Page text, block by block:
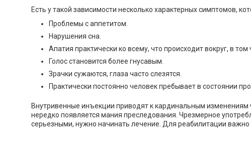
Есть у такой зависимости несколько характерных симптомов,
Проблемы с аппетитом.
Нарушения сна.
Апатия практически ко всему, что происходит вокруг, в том
Голос становится более гнусавым.
Зрачки сужаются, глаза часто слезятся.
Практически постоянно человек пребывает в состоянии
Внутривенные инъекции приводят к кардинальным изменениям
нередко появляется мания преследования. Чрезмерное
серьезными, нужно начинать лечение. Для реабилитации важно